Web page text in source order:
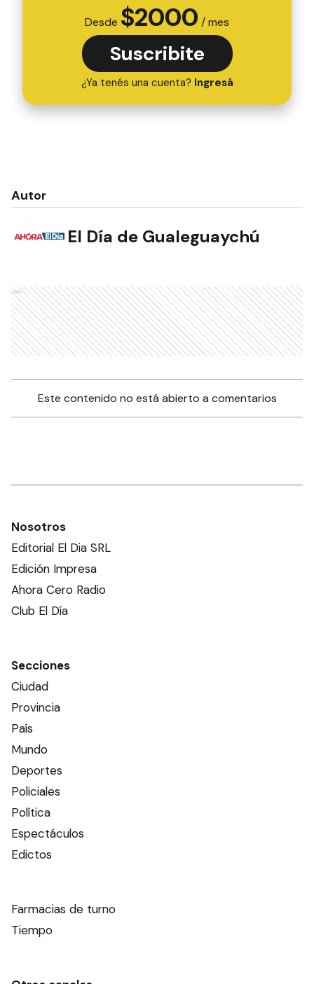
Desde $2000 / mes
Suscribite
¿Ya tenés una cuenta? Ingresá
Autor
El Día de Gualeguaychú
Ads
Este contenido no está abierto a comentarios
Nosotros
Editorial El Dia SRL
Edición Impresa
Ahora Cero Radio
Club El Día
Secciones
Ciudad
Provincia
País
Mundo
Deportes
Policiales
Política
Espectáculos
Edictos
Farmacias de turno
Tiempo